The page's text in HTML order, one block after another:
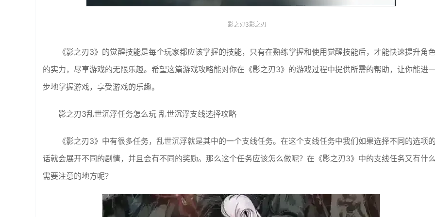
影之刃3影之刃
《影之刃3》的觉醒技能是每个玩家都应该掌握的技能，只有在熟练掌握和使用觉醒技能后，才能快速提升角
的实力，尽享游戏的无限乐趣。希望这篇游戏攻略能对你在《影之刃3》的游戏过程中提供所需的帮助，让你能进
步地掌握游戏，享受游戏的乐趣。
影之刃3乱世沉浮任务怎么玩 乱世沉浮支线选择攻略
《影之刃3》中有很多任务，乱世沉浮就是其中的一个支线任务。在这个支线任务中我们如果选择不同的选项的
话就会展开不同的剧情，并且会有不同的奖励。那么这个任务应该怎么做呢？在《影之刃3》中的支线任务又有什么
需要注意的地方呢？